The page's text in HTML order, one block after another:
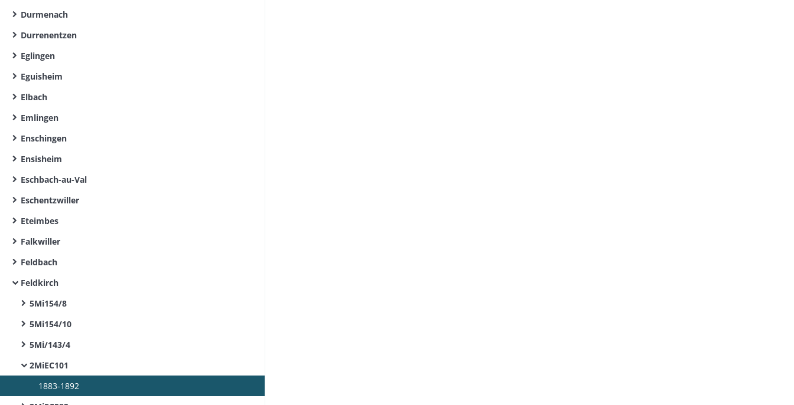
Durmenach
Durrenentzen
Eglingen
Eguisheim
Elbach
Emlingen
Enschingen
Ensisheim
Eschbach-au-Val
Eschentzwiller
Eteimbes
Falkwiller
Feldbach
Feldkirch
5Mi154/8
5Mi154/10
5Mi/143/4
2MiEC101
1883-1892